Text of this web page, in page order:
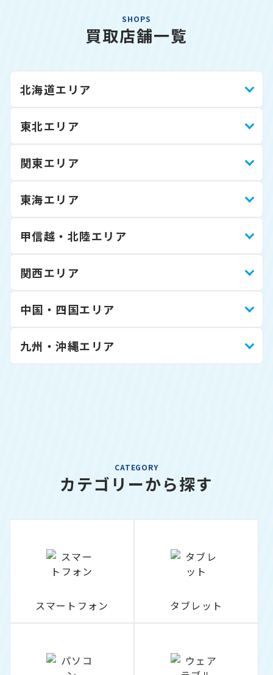
SHOPS
買取店舗一覧
北海道エリア
東北エリア
関東エリア
東海エリア
甲信越・北陸エリア
関西エリア
中国・四国エリア
九州・沖縄エリア
CATEGORY
カテゴリーから探す
スマートフォン タブレット